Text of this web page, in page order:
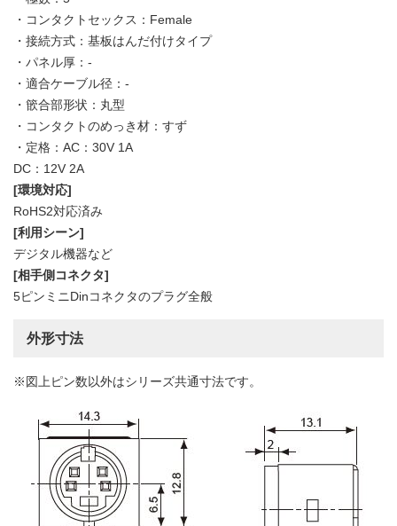
・コンタクトセックス：Female
・接続方式：基板はんだ付けタイプ
・パネル厚：-
・適合ケーブル径：-
・篏合部形状：丸型
・コンタクトのめっき材：すず
・定格：AC：30V 1A
DC：12V 2A
[環境対応]
RoHS2対応済み
[利用シーン]
デジタル機器など
[相手側コネクタ]
5ピンミニDinコネクタのプラグ全般
外形寸法
※図上ピン数以外はシリーズ共通寸法です。